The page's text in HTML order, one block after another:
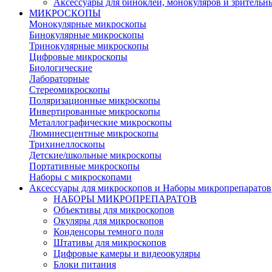
Аксессуары для биноклей, монокуляров и
МИКРОСКОПЫ
Монокулярные микроскопы
Бинокулярные микроскопы
Тринокулярные микроскопы
Цифровые микроскопы
Биологические
Лабораторные
Стереомикроскопы
Поляризационные микроскопы
Инвертированные микроскопы
Металлографические микроскопы
Люминесцентные микроскопы
Трихинеллоскопы
Детские/школьные микроскопы
Портативные микроскопы
Наборы с микроскопами
Аксессуары для микроскопов и Наборы микропрепаратов
НАБОРЫ МИКРОПРЕПАРАТОВ
Объективы для микроскопов
Окуляры для микроскопов
Конденсоры темного поля
Штативы для микроскопов
Цифровые камеры и видеоокуляры
Блоки питания